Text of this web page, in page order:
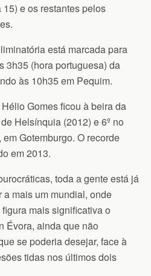
e os restantes pelos
está marcada para
3h35 (hora portuguesa) da
às 10h35 em Pequim.
Gomes ficou à beira da
Helsínquia (2012) e 6º no
Gotemburgo. O recorde
em 2013.
toda a gente está já
a mais um mundial, onde
mais significativa o
Évora, ainda que não
se poderia desejar, face à
tidas nos últimos dois